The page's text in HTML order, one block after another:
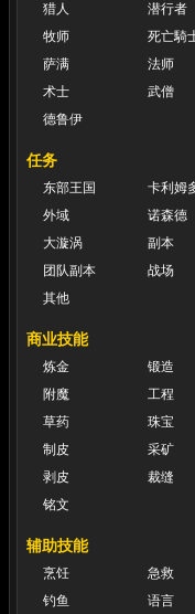
猎人
潜行者
牧师
死亡騎
萨满
法师
术士
武僧
德鲁伊
任务
东部王国
卡利姆
外域
诺森德
大漩涡
副本
团队副本
战场
其他
商业技能
炼金
锻造
附魔
工程
草药
珠宝
制皮
采矿
剥皮
裁缝
铭文
辅助技能
烹饪
急救
钓鱼
语言